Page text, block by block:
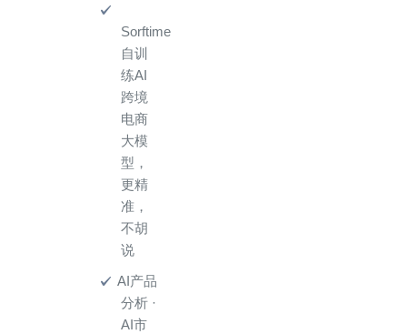
Sorftime
自训
练AI
跨境
电商
大模
型，
更精
准，
不胡
说
AI产品
分析 ·
AI市